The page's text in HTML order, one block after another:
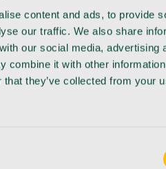
content and ads, to provide
our traffic. We also share
our social media, advertising
combine it with other
that they’ve collected from your